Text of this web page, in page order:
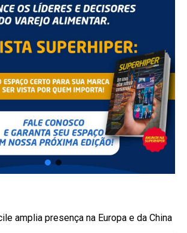
amplia presença na Europa e da China